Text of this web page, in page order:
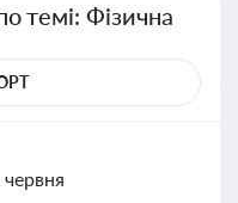
темі: Фізична
червня